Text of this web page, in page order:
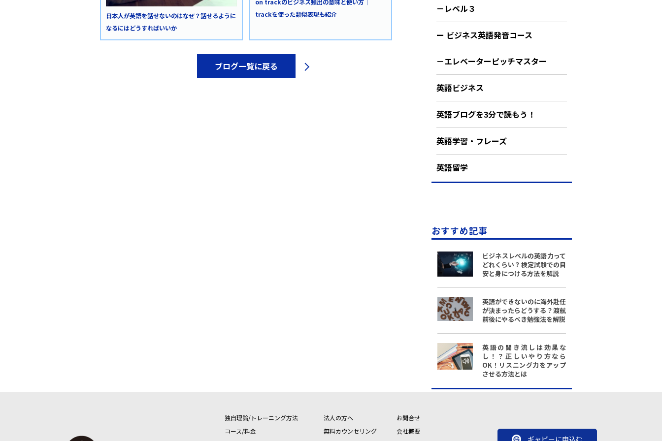
日本人が英語を話せないのはなぜ？話せるように
なるにはどうすればいいか
on trackのビジネス頻出の意味と使い方｜
trackを使った類似表現も紹介
ブログ一覧に戻る
－レベル３
ー ビジネス英語発音コース
－エレベーターピッチマスター
英語ビジネス
英語ブログを3分で読もう！
英語学習・フレーズ
英語留学
おすすめ記事
ビジネスレベルの英語力って
どれくらい？検定試験での目
安と身につける方法を解説
英語ができないのに海外赴任
が決まったらどうする？渡航
前後にやるべき勉強法を解説
英語の聞き流しは効果な
し！？正しいやり方なら
OK！リスニング力をアップ
させる方法とは
独自理論/トレーニング方法
コース/料金
法人の方へ
無料カウンセリング
お問合せ
会社概要